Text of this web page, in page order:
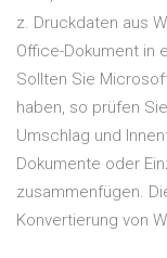
z. Druckdaten aus
Office-Dokument in
Sollten Sie
haben, so prüfen
Umschlag und
Dokumente oder
zusammenfügen.
Konvertierung von